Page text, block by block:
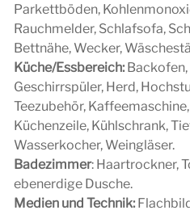
Parkettböden,
Rauchmelder, Schlafsofa,
Bettnähe, Wecker,
Küche/Essbereich: Backofen,
Geschirrspüler, Herd,
Teezubehör,
Küchenzeile, Kühlschrank,
Wasserkocher, Weingläser.
Badezimmer: Haartrockner,
ebenerdige Dusche.
Medien und Technik: